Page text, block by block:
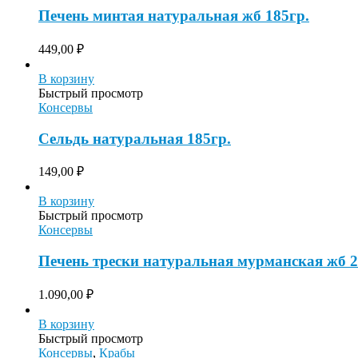
Печень минтая натуральная жб 185гр.
449,00 ₽
В корзину
Быстрый просмотр
Консервы
Сельдь натуральная 185гр.
149,00 ₽
В корзину
Быстрый просмотр
Консервы
Печень трески натуральная мурманская жб
1.090,00 ₽
В корзину
Быстрый просмотр
Консервы, Крабы